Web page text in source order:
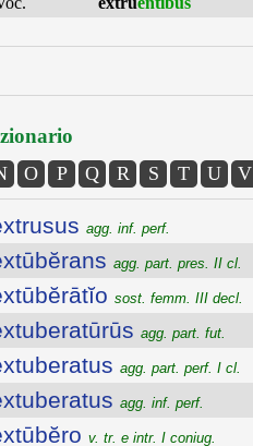
O P Q R S T U V
agg. inf. perf.
agg. part. pres. II cl.
sost. femm. III decl.
agg. part. fut.
agg. part. perf. I cl.
agg. inf. perf.
v. tr. e intr. I coniug.